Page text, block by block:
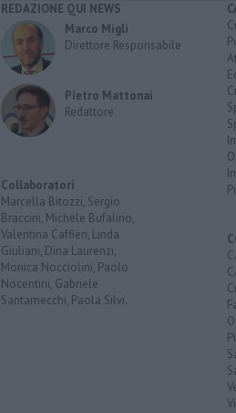
REDAZIONE QUI NEWS
Marco Migli
Direttore Responsabile
Pietro Mattonai
Redattore
Collaboratori
Marcella Bitozzi, Sergio
Braccini, Michele Bufalino,
Valentina Caffieri, Linda
Giuliani, Dina Laurenzi,
Monica Nocciolini, Paolo
Nocentini, Gabriele
Santarnecchi, Paola Silvi.